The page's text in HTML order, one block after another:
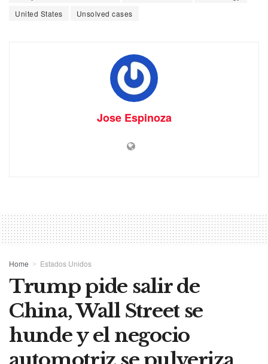
United States
Unsolved cases
Jose Espinoza
Home Estados Unidos
Trump pide salir de
China, Wall Street se
hunde y el negocio